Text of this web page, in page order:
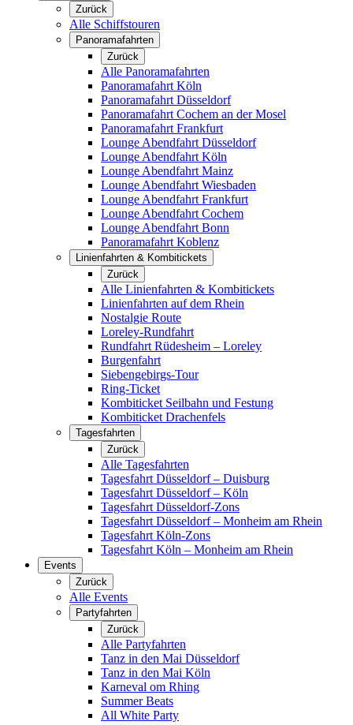
Zurück
Alle Schiffstouren
Panoramafahrten
Zurück
Alle Panoramafahrten
Panoramafahrt Köln
Panoramafahrt Düsseldorf
Panoramafahrt Cochem an der Mosel
Panoramafahrt Frankfurt
Lounge Abendfahrt Düsseldorf
Lounge Abendfahrt Köln
Lounge Abendfahrt Mainz
Lounge Abendfahrt Wiesbaden
Lounge Abendfahrt Frankfurt
Lounge Abendfahrt Cochem
Lounge Abendfahrt Bonn
Panoramafahrt Koblenz
Linienfahrten & Kombitickets
Zurück
Alle Linienfahrten & Kombitickets
Linienfahrten auf dem Rhein
Nostalgie Route
Loreley-Rundfahrt
Rundfahrt Rüdesheim – Loreley
Burgenfahrt
Siebengebirgs-Tour
Ring-Ticket
Kombiticket Seilbahn und Festung
Kombiticket Drachenfels
Tagesfahrten
Zurück
Alle Tagesfahrten
Tagesfahrt Düsseldorf – Duisburg
Tagesfahrt Düsseldorf – Köln
Tagesfahrt Düsseldorf-Zons
Tagesfahrt Düsseldorf – Monheim am Rhein
Tagesfahrt Köln-Zons
Tagesfahrt Köln – Monheim am Rhein
Events
Zurück
Alle Events
Partyfahrten
Zurück
Alle Partyfahrten
Tanz in den Mai Düsseldorf
Tanz in den Mai Köln
Karneval om Rhing
Summer Beats
All White Party